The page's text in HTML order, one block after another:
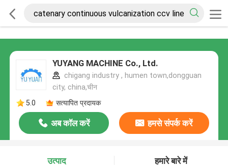
YUYANG MACHINE Co., Ltd.
chigang industry , humen town,dongguan
city, china,चीन
5.0
सत्यापित प्रदायक
अब कॉल करें हमसे संपर्क करें
उत्पाद हमारे बारे में